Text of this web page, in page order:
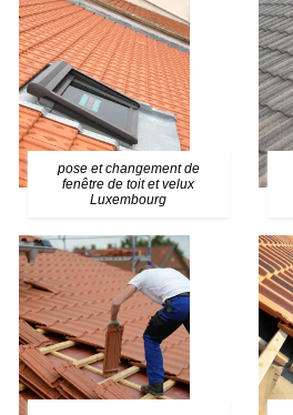
pose et changement de
fenêtre de toit et velux
Luxembourg